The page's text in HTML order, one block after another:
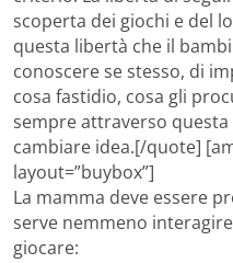
scoperta dei giochi e del
questa libertà che il
conoscere se stesso, di
cosa fastidio, cosa gli
sempre attraverso
cambiare idea.[/quote]
layout=”buybox”]
La mamma deve essere
serve nemmeno
giocare: